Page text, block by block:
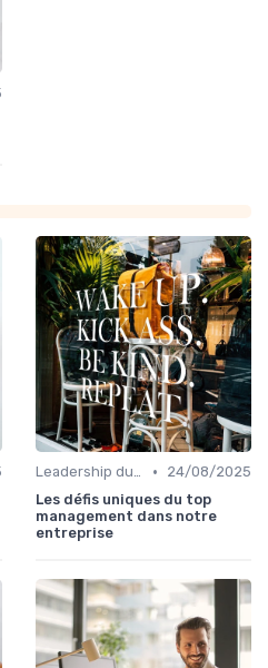
Leadership du directeur commercial •
24/08/2025
Les défis uniques du top
management dans notre
entreprise